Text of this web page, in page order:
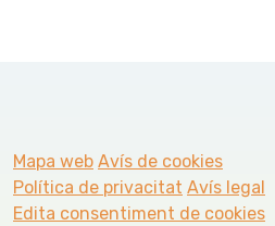
Mapa web Avís de cookies
Política de privacitat Avís legal
Edita consentiment de cookies